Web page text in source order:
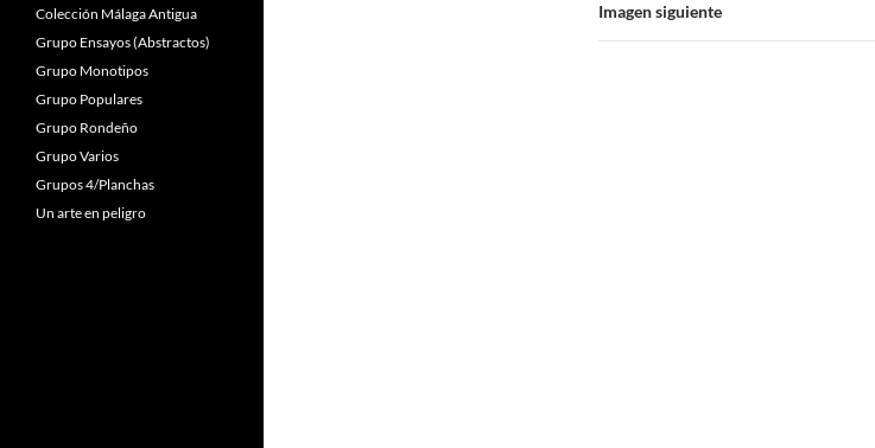
Imagen siguiente
Colección Málaga Antigua
Grupo Ensayos (Abstractos)
Grupo Monotipos
Grupo Populares
Grupo Rondeño
Grupo Varios
Grupos 4/Planchas
Un arte en peligro